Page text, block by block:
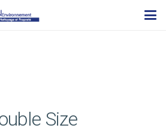
Size